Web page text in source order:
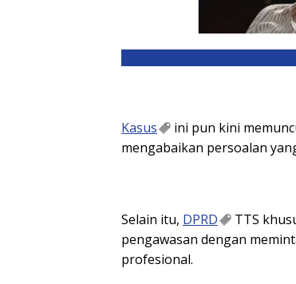
Kasus
ini pun kini
mengabaikan persoalan
Selain itu, DPRD
TTS
pengawasan dengan
profesional.